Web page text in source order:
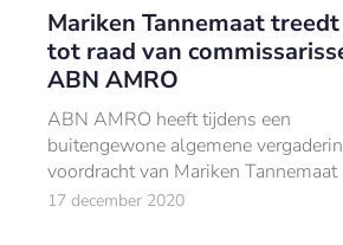
Mariken Tannemaat
tot raad van
ABN AMRO
ABN AMRO heeft tijdens een
buitengewone algemene
voordracht van Mariken Tannemaat
commissaris bekrachtigd.
17 december 2020